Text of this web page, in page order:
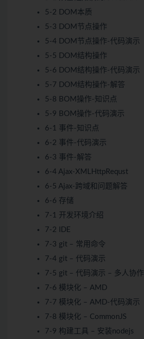
5-2 DOM本质
5-3 DOM节点操作
5-4 DOM节点操作-代码演示
5-5 DOM结构操作
5-6 DOM结构操作-代码演示
5-7 DOM结构操作-解答
5-8 BOM操作-知识点
5-9 BOM操作-代码演示
6-1 事件-知识点
6-2 事件-代码演示
6-3 事件-解答
6-4 Ajax-XMLHttpRequst
6-5 Ajax-跨域和问题解答
6-6 存储
7-1 开发环境介绍
7-2 IDE
7-3 git – 常用命令
7-4 git – 代码演示
7-5 git – 代码演示 – 多人协作
7-6 模块化 – AMD
7-7 模块化 – AMD-代码演示
7-8 模块化 – CommonJS
7-9 构建工具 – 安装nodejs